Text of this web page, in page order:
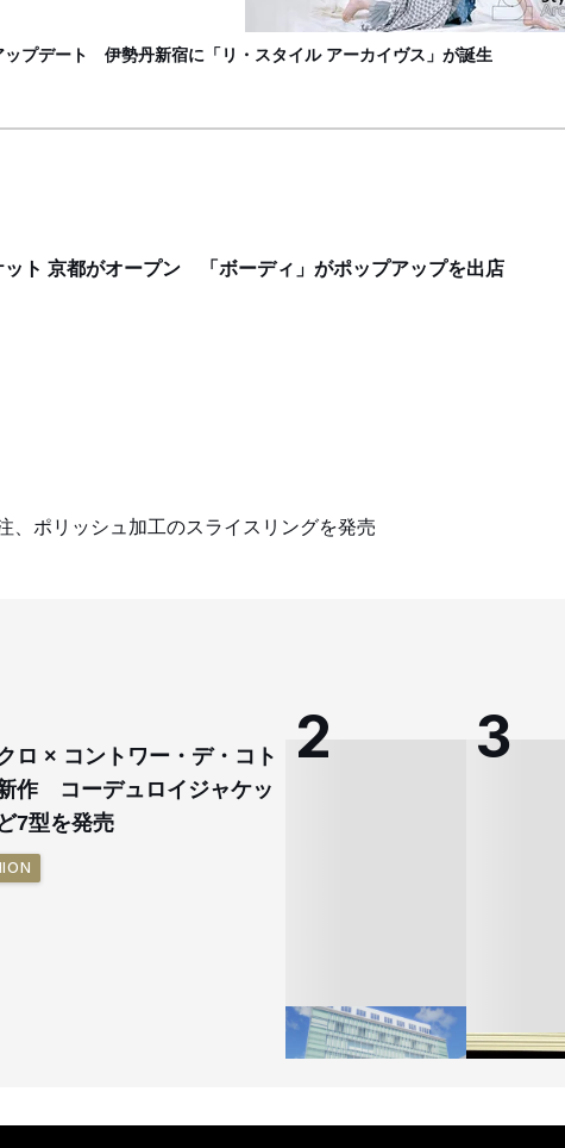
プデート 伊勢丹新宿に「リ・スタイル アーカイヴス」が誕生
ット 京都がオープン 「ボーディ」がポップアップを出店
、ポリッシュ加工のスライスリングを発売
ロ × コントワー・デ・コト
作 コーデュロイジャケッ
7型を発売